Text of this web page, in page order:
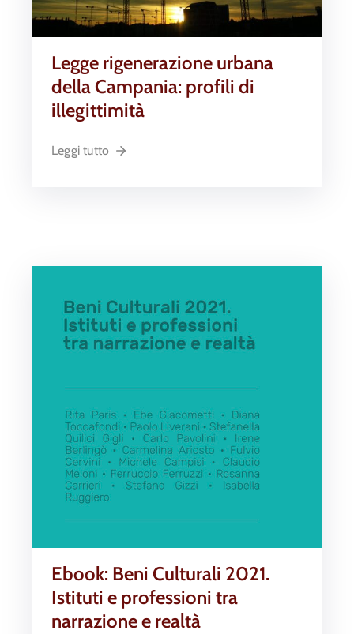
Legge rigenerazione urbana
della Campania: profili di
illegittimità
Leggi tutto
Ebook: Beni Culturali 2021.
Istituti e professioni tra
narrazione e realtà